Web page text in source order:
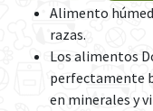
Alimento
razas.
Los alimentos
perfectamente
en minerales y